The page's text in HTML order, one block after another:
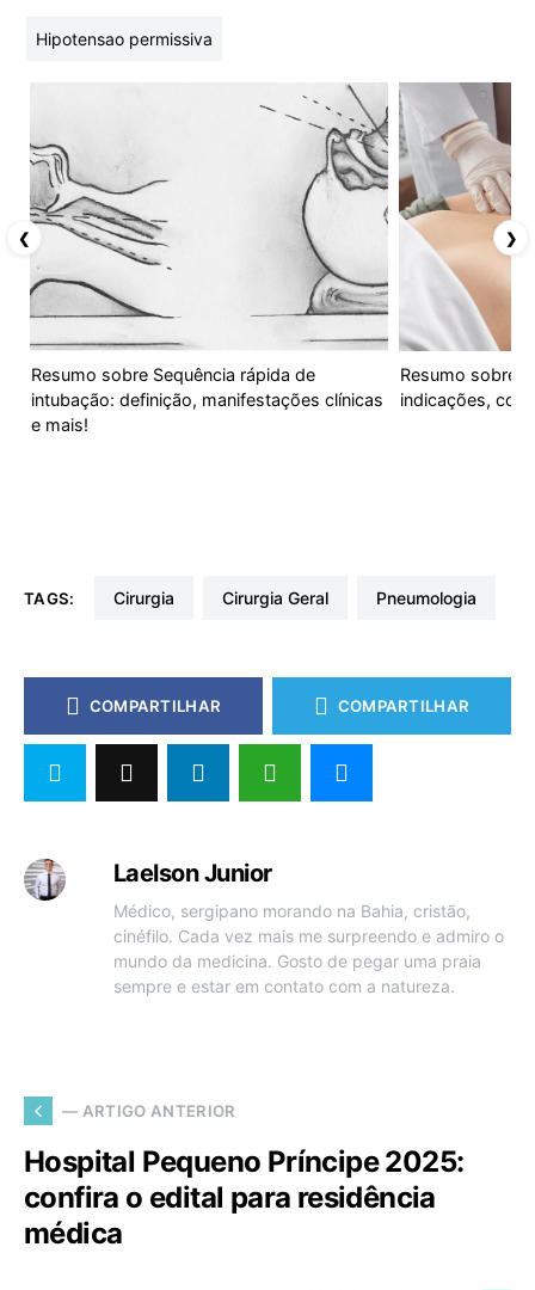
Hipotensao permissiva
Resumo sobre Sequência rápida de
intubação: definição, manifestações clínicas
e mais!
Resumo sobre
indicações,
❮ ❯
TAGS: Cirurgia Cirurgia Geral pneumologia
COMPARTILHAR COMPARTILHAR
Laelson Junior
Médico, sergipano morando na Bahia, cristão,
cinéfilo. Cada vez mais me surpreendo e admiro o
mundo da medicina. Gosto de pegar uma praia
sempre e estar em contato com a natureza.
— ARTIGO ANTERIOR
Hospital Pequeno Príncipe 2025:
confira o edital para residência
médica